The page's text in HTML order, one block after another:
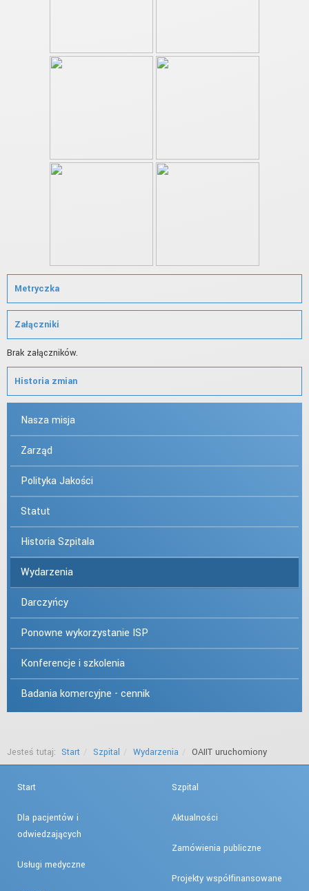
Metryczka
Załączniki
Brak załączników.
Historia zmian
Nasza misja
Zarząd
Polityka Jakości
Statut
Historia Szpitala
Wydarzenia
Darczyńcy
Ponowne wykorzystanie ISP
Konferencje i szkolenia
Badania komercyjne - cennik
Jesteś tutaj: Start Szpital Wydarzenia OAIIT uruchomiony
Start
Dla pacjentów i
odwiedzających
Usługi medyczne
Szpital
Aktualności
Zamówienia publiczne
Projekty współfinansowane